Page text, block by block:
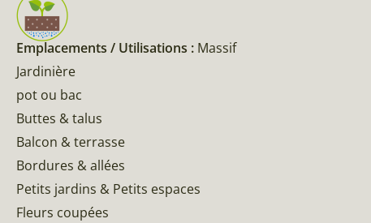
Emplacements / Utilisations : Massif
Jardinière
pot ou bac
Buttes & talus
Balcon & terrasse
Bordures & allées
Petits jardins & Petits espaces
Fleurs coupées